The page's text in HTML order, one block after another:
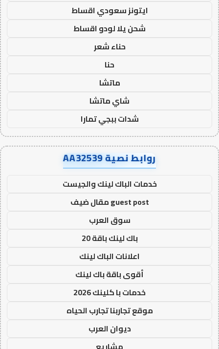
ايتونز سعودي اقساط
شحن يلا لودو اقساط
حناء شعر
حنا
ماتشا
شاي ماتشا
شدات ببجي تمارا
روابط نصية AA32539
خدمات الباك لينك والجيست
guest post مقال ضيف
سوق العرب
باك لينك باقة 20
اعلانات الباك لينك
أقوى باقة باك لينك
خدمات با كلينك 2026
موقع تجاربنا تجارب الحياه
ديوان العرب